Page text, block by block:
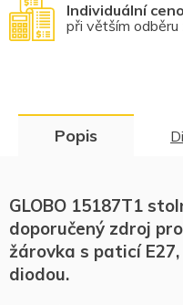
Individuální
při větším odběru
Popis
GLOBO 15187T1
doporučený zdroj
žárovka s paticí
diodou.